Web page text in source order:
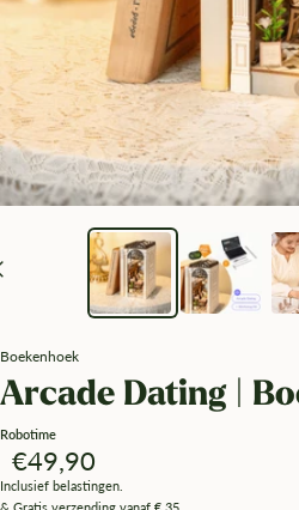
Boekenhoek
Arcade Dating |
Robotime
Angebotspreis
€49,90
Inclusief belastingen.
& Gratis verzending vanaf € 35